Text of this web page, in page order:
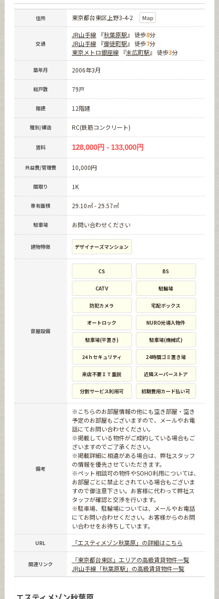
住所 東京都台東区上野3-4-2 Map
交通
JR山手線『秋葉原駅』 徒歩8分
JR山手線『御徒町駅』 徒歩7分
東京メトロ銀座線『末広町駅』 徒歩3分
築年月 2006年3月
総戸数 79戸
階建 12階建
種別/構造 RC(鉄筋コンクリート)
賃料 128,000円 - 133,000円
共益費/管理費 10,000円
間取り 1K
専有面積 29.10㎡ - 29.57㎡
駐車場 お問い合わせください
建物特徴 デザイナーズマンション
部屋設備
CS BS
CATV 駐輪場
防犯カメラ 宅配ボックス
オートロック NURO光導入物件
駐車場(平置き) 駐車場(機械式)
24ｈセキュリティ 24時間ゴミ置き場
来店不要ＩＴ重説 近隣スーパーストア
分割サービス利用可 初期費用カード払い可
備考
※こちらのお部屋情報の他にも空き部屋・空き
予定のお部屋もございますので、メールやお電
話にてお問い合わせください。
※掲載している物件がご成約している場合もご
ざいますのでご了承ください。
※掲載詳細に相違がある場合は、弊社スタッフ
の情報を優先させていただきます。
※ペット相談可の物件やSOHO利用については、
お部屋ごとに禁止とされている場合もございま
すので御注意下さい。お客様に代わって弊社ス
タッフが確認と交渉を行います。
※駐車場、駐輪場については、メールやお電話
にてお問い合わせください。お客様からのお問
い合わせをお待ちしています。
URL 「エスティメゾン秋葉原」の詳細はこちら
関連リンク
「東京都台東区」エリアの高級賃貸物件一覧
JR山手線「秋葉原駅」の高級賃貸物件一覧